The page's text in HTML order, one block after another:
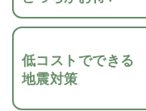
低コストでできる
地震対策